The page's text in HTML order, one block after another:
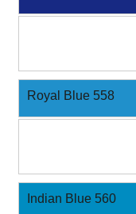
Royal Blue 558
Indian Blue 560